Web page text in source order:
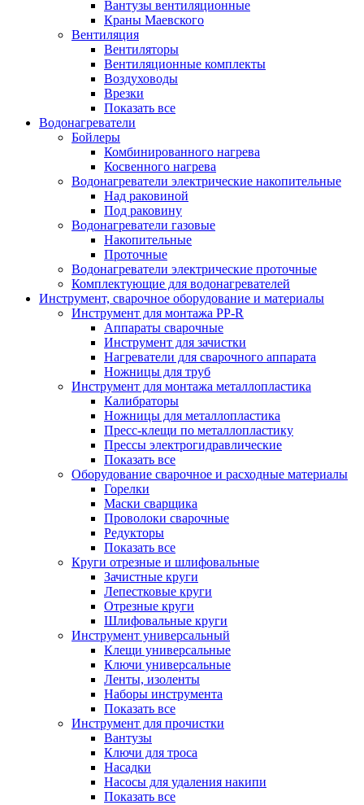
Вантузы вентиляционные
Краны Маевского
Вентиляция
Вентиляторы
Вентиляционные комплекты
Воздуховоды
Врезки
Показать все
Водонагреватели
Бойлеры
Комбинированного нагрева
Косвенного нагрева
Водонагреватели электрические накопительные
Над раковиной
Под раковину
Водонагреватели газовые
Накопительные
Проточные
Водонагреватели электрические проточные
Комплектующие для водонагревателей
Инструмент, сварочное оборудование и материалы
Инструмент для монтажа PP-R
Аппараты сварочные
Инструмент для зачистки
Нагреватели для сварочного аппарата
Ножницы для труб
Инструмент для монтажа металлопластика
Калибраторы
Ножницы для металлопластика
Пресс-клещи по металлопластику
Прессы электрогидравлические
Показать все
Оборудование сварочное и расходные материалы
Горелки
Маски сварщика
Проволоки сварочные
Редукторы
Показать все
Круги отрезные и шлифовальные
Зачистные круги
Лепестковые круги
Отрезные круги
Шлифовальные круги
Инструмент универсальный
Клещи универсальные
Ключи универсальные
Ленты, изоленты
Наборы инструмента
Показать все
Инструмент для прочистки
Вантузы
Ключи для троса
Насадки
Насосы для удаления накипи
Показать все